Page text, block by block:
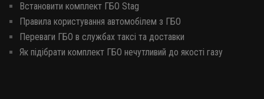
Встановити комплект ГБО Stag
Правила користування автомобілем з ГБО
Переваги ГБО в службах таксі та доставки
Як підібрати комплект ГБО нечутливий до якості газу